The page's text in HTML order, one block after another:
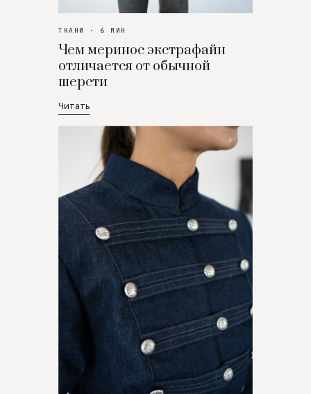
ТКАНИ · 6 МИН
Чем меринос экстрафайн
отличается от обычной
шерсти
Читать